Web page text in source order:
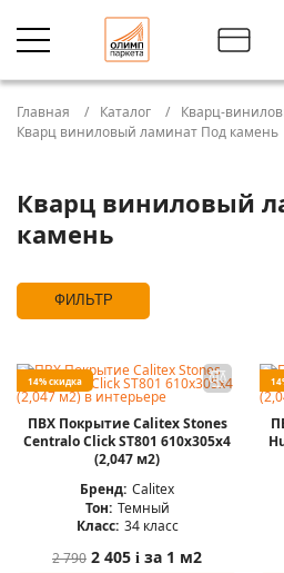
Главная Каталог
Кварц-
Кварц виниловый ламинат Под камень
Кварц виниловый
камень
ФИЛЬТР
14% скидка
ПВХ Покрытие Calitex Stones
Centralo Click ST801 610x305x4
(2,047 м2)
Бренд: Calitex
Тон: Темный
Класс: 34 класс
2 790 2 405 i за 1 м2